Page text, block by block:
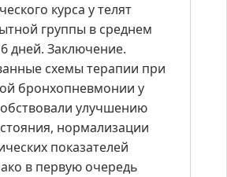
курса у телят
группы в среднем
дней. Заключение.
схемы терапии при
бронхопневмонии у
улучшению
нормализации
показателей
в первую очередь